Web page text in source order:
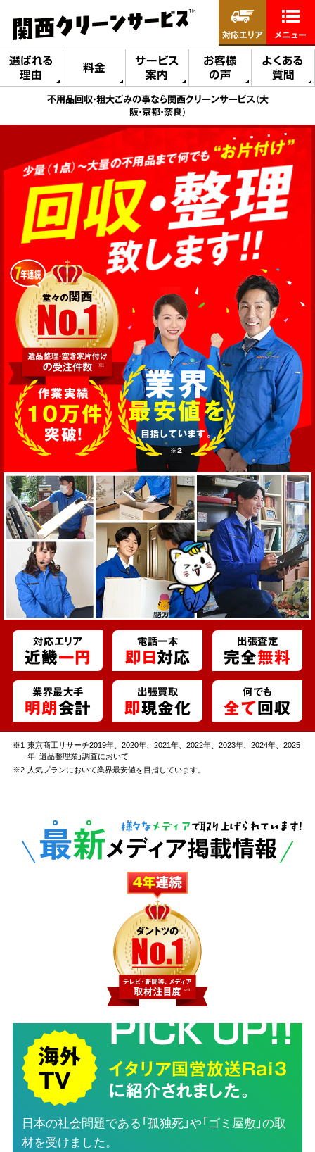
選ばれる
理由
料金
サービス
案内
お客様
の声
よくある
質問
対応エリア メニュー
不用品回収・粗大ごみの事なら関西クリーンサービス（大
阪・京都・奈良）
少量（1点）～大量の不用品まで何でも“お片付け”
回収・整理
致します!!
作業実績
10万件
突破!
業界
最安値を
目指しています。
※2
対応エリア
近畿一円
電話一本
即日対応
出張査定
完全無料
業界最大手
明朗会計
出張買取
即現金化
何でも
全て回収
※1 東京商工リサーチ2019年、2020年、2021年、2022年、2023年、2024年、2025
年「遺品整理業」調査において
※2 人気プランにおいて業界最安値を目指しています。
最新メディア掲載情報
様々なメディアで取り上げられています!
海外
TV
イタリア国営放送Rai3
に紹介されました。
日本の社会問題である「孤独死」や「ゴミ屋敷」の取
材を受けました。
PICK UP!!